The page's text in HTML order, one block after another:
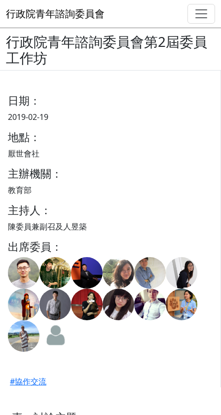
行政院青年諮詢委員會
行政院青年諮詢委員會第2屆委員
工作坊
日期：
2019-02-19
地點：
厭世會社
主辦機關：
教育部
主持人：
陳委員兼副召及人昱築
出席委員：
#協作交流